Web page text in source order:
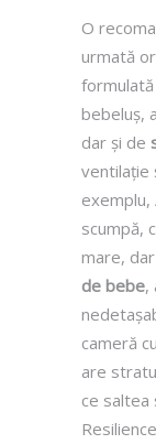
O
urmată
formulată
bebeluș,
dar și de
ventilație
scumpă,
mare,
de bebe,
cameră
are
ce saltea